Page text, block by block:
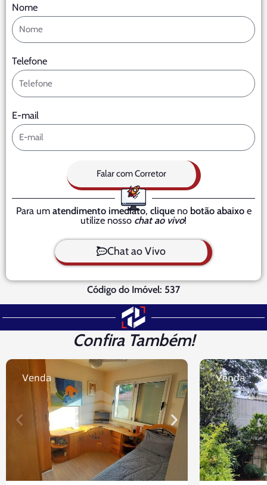
Nome
Telefone
E-mail
Falar com Corretor
Para um atendimento imediato, clique no botão abaixo e
utilize nosso chat ao vivo!
Chat ao Vivo
Código do Imóvel: 537
Confira Também!
Venda Venda